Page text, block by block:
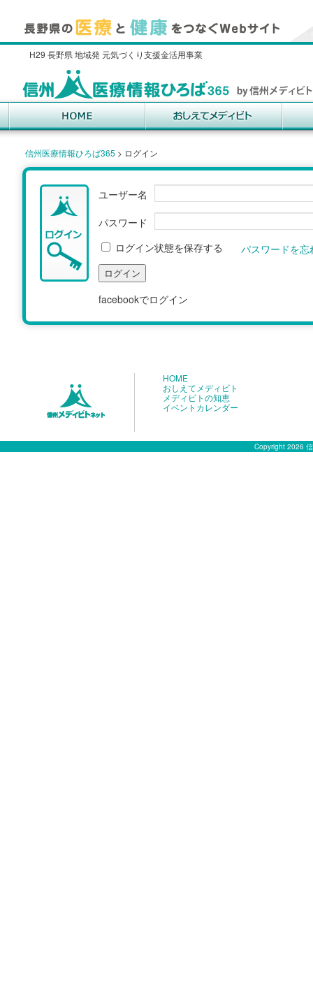
H29 長野県 地域発 元気づくり支援金活用事業
信州医療情報ひろば365 > ログイン
ユーザー名
パスワード
パスワードを
ログイン状態を保存する
facebookでログイン
HOME
おしえてメディビト
メディビトの知恵
イベントカレンダー
Copyright 2026